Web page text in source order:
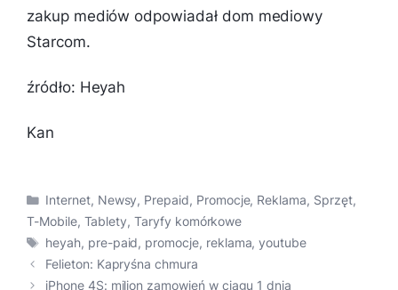
zakup mediów odpowiadał dom mediowy
Starcom.
źródło: Heyah
Kan
Kategorie
Internet, Newsy, Prepaid, Promocje, Reklama, Sprzęt,
T-Mobile, Tablety,Taryfy komórkowe
Tagi
heyah, pre-paid, promocje, reklama,youtube
Felieton: Kapryśna chmura
iPhone 4S: milion zamowień w ciągu 1 dnia